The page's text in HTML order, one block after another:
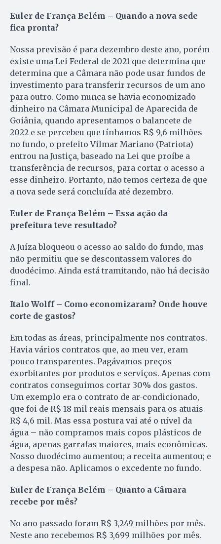
Euler de França Belém – Quando a nova sede
fica pronta?
Nossa previsão é para dezembro deste ano, porém
existe uma Lei Federal de 2021 que determina que
determina que a Câmara não pode usar fundos de
investimento para transferir recursos de um ano
para outro. Como nunca se havia economizado
dinheiro na Câmara Municipal de Aparecida de
Goiânia, quando apresentamos o balancete de
2022 e se percebeu que tínhamos R$ 9,6 milhões
no fundo, o prefeito Vilmar Mariano (Patriota)
entrou na Justiça, baseado na Lei que proíbe a
transferência de recursos, para cortar o acesso a
esse dinheiro. Portanto, não temos certeza de que
a nova sede será concluída até dezembro.
Euler de França Belém – Essa ação da
prefeitura teve resultado?
A Juíza bloqueou o acesso ao saldo do fundo, mas
não permitiu que se descontassem valores do
duodécimo. Ainda está tramitando, não há decisão
final.
Italo Wolff – Como economizaram? Onde houve
corte de gastos?
Em todas as áreas, principalmente nos contratos.
Havia vários contratos que, ao meu ver, eram
pouco transparentes. Pagávamos preços
exorbitantes por produtos e serviços. Apenas com
contratos conseguimos cortar 30% dos gastos.
Um exemplo era o contrato de ar-condicionado,
que foi de R$ 18 mil reais mensais para os atuais
R$ 4,6 mil. Mas essa postura vai até o nível da
água – não compramos mais copos plásticos de
água, apenas garrafas maiores, mais econômicas.
Nosso duodécimo aumentou; a receita aumentou; e
a despesa não. Aplicamos o excedente no fundo.
Euler de França Belém – Quanto a Câmara
recebe por mês?
No ano passado foram R$ 3,249 milhões por mês.
Neste ano recebemos R$ 3,699 milhões por mês.